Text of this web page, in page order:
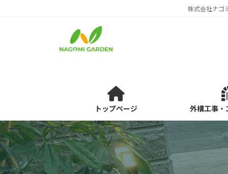
株式会社ナゴ
トップページ 外構工事・